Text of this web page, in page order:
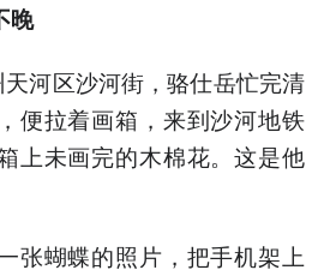
晚
河区沙河街，骆仕岳忙完清
便拉着画箱，来到沙河地铁
上未画完的木棉花。这是他
张蝴蝶的照片，把手机架上